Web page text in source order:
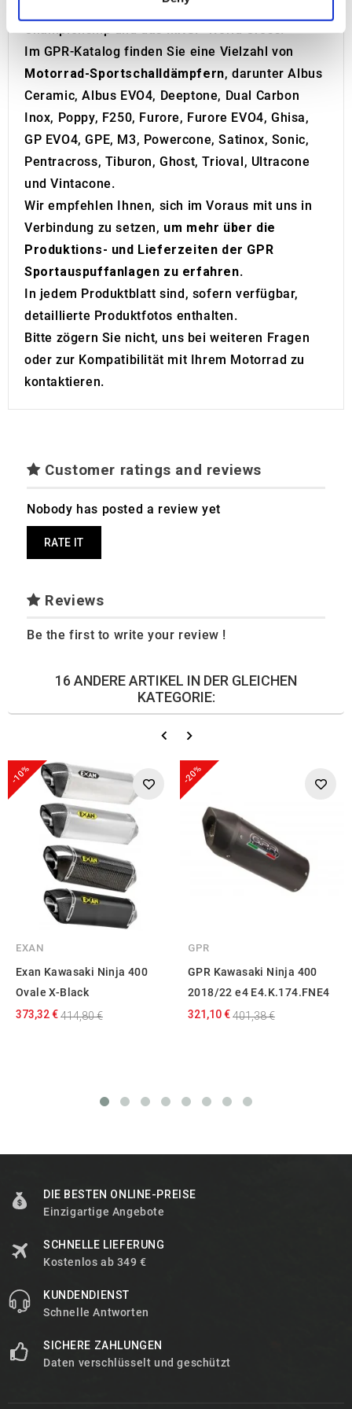
and set your preferences in the
We use cookies to personalise content and ads, to
provide social media features and to analyse our traffic.
We also share information about your use of our site with
our social media, advertising and analytics partners who
may combine it with other information that you’ve
provided to them or that they’ve collected from your use
of their services.
MotoGP, Moto3, die World Supersport
Championship und das MXGP World Cross.
Im GPR-Katalog finden Sie eine Vielzahl von
Motorrad-Sportschalldämpfern, darunter Albus
Ceramic, Albus EVO4, Deeptone, Dual Carbon
Inox, Poppy, F250, Furore, Furore EVO4, Ghisa,
GP EVO4, GPE, M3, Powercone, Satinox, Sonic,
Pentracross, Tiburon, Ghost, Trioval, Ultracone
und Vintacone.
Wir empfehlen Ihnen, sich im Voraus mit uns in
Verbindung zu setzen, um mehr über die
Produktions- und Lieferzeiten der GPR
Sportauspuffanlagen zu erfahren.
In jedem Produktblatt sind, sofern verfügbar,
detaillierte Produktfotos enthalten.
Bitte zögern Sie nicht, uns bei weiteren Fragen
oder zur Kompatibilität mit Ihrem Motorrad zu
kontaktieren.
Customer ratings and reviews
Nobody has posted a review yet
RATE IT
Reviews
Be the first to write your review !
16 ANDERE ARTIKEL IN DER GLEICHEN
KATEGORIE:
-10%
EXAN
Exan Kawasaki Ninja 400
Ovale X-Black
373,32 €414,80 €
-20%
GPR
GPR Kawasaki Ninja 400
2018/22 e4 E4.K.174.FNE4
321,10 €401,38 €
DIE BESTEN ONLINE-PREISE
Einzigartige Angebote
SCHNELLE LIEFERUNG
Kostenlos ab 349 €
KUNDENDIENST
Schnelle Antworten
SICHERE ZAHLUNGEN
Daten verschlüsselt und geschützt